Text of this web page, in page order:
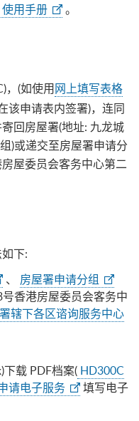
使用手册 。
，(如使用网上填写表格
该申请表内签署)，连同
回房屋署(地址: 九龙城
)或递交至房屋署申请分
屋委员会客务中心第二
下:
、 房屋署申请分组
号香港房屋委员会客务中
辖下各区谘询服务中心
载 PDF档案( HD300C
请电子服务
填写电子